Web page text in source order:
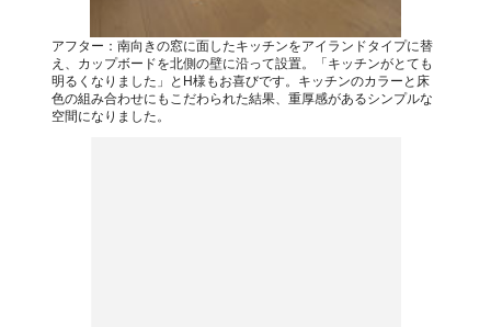
アフター：南向きの窓に面したキッチンをアイランドタイプに替
え、カップボードを北側の壁に沿って設置。「キッチンがとても
明るくなりました」とH様もお喜びです。キッチンのカラーと床
色の組み合わせにもこだわられた結果、重厚感があるシンプルな
空間になりました。